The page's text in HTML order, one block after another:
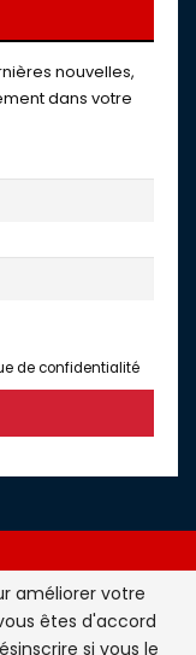
nouvelles,
dans votre
de confidentialité
la France et du
améliorer votre
êtes d'accord
si vous le